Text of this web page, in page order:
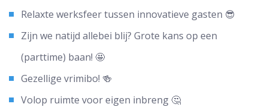
Relaxte werksfeer tussen innovatieve gasten 😎
Zijn we natijd allebei blij? Grote kans op een
(parttime) baan! 🤩
Gezellige vrimibo! 🍻
Volop ruimte voor eigen inbreng 🤔